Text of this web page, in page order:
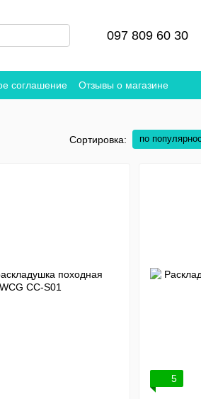
097 809 60 30
соглашение
Отзывы о магазине
Сортировка: по
5